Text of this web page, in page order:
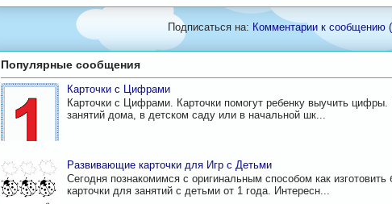
Подписаться на: Комментарии к сообщению
Популярные сообщения
Карточки с Цифрами
Карточки с Цифрами. Карточки помогут ребенку выучить
занятий дома, в детском саду или в начальной шк...
Развивающие карточки для Игр с Детьми
Сегодня познакомимся с оригинальным способом как
карточки для занятий с детьми от 1 года. Интересн...